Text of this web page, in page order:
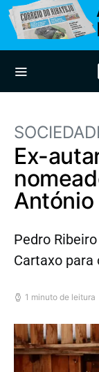
Ex-
António
Pedro
Cartaxo para
1 minuto de leitura